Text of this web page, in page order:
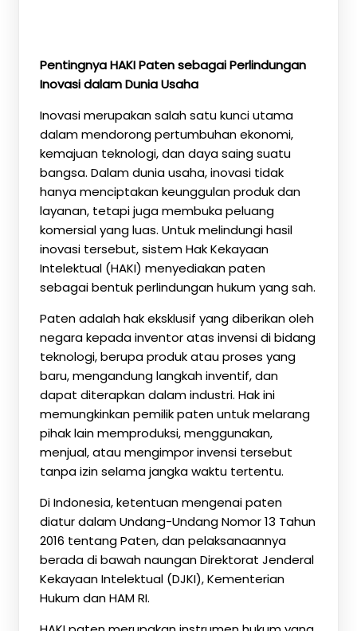
Pentingnya HAKI Paten sebagai Perlindungan
Inovasi dalam Dunia Usaha
Inovasi merupakan salah satu kunci utama
dalam mendorong pertumbuhan ekonomi,
kemajuan teknologi, dan daya saing suatu
bangsa. Dalam dunia usaha, inovasi tidak
hanya menciptakan keunggulan produk dan
layanan, tetapi juga membuka peluang
komersial yang luas. Untuk melindungi hasil
inovasi tersebut, sistem Hak Kekayaan
Intelektual (HAKI) menyediakan paten
sebagai bentuk perlindungan hukum yang sah.
Paten adalah hak eksklusif yang diberikan oleh
negara kepada inventor atas invensi di bidang
teknologi, berupa produk atau proses yang
baru, mengandung langkah inventif, dan
dapat diterapkan dalam industri. Hak ini
memungkinkan pemilik paten untuk melarang
pihak lain memproduksi, menggunakan,
menjual, atau mengimpor invensi tersebut
tanpa izin selama jangka waktu tertentu.
Di Indonesia, ketentuan mengenai paten
diatur dalam Undang-Undang Nomor 13 Tahun
2016 tentang Paten, dan pelaksanaannya
berada di bawah naungan Direktorat Jenderal
Kekayaan Intelektual (DJKI), Kementerian
Hukum dan HAM RI.